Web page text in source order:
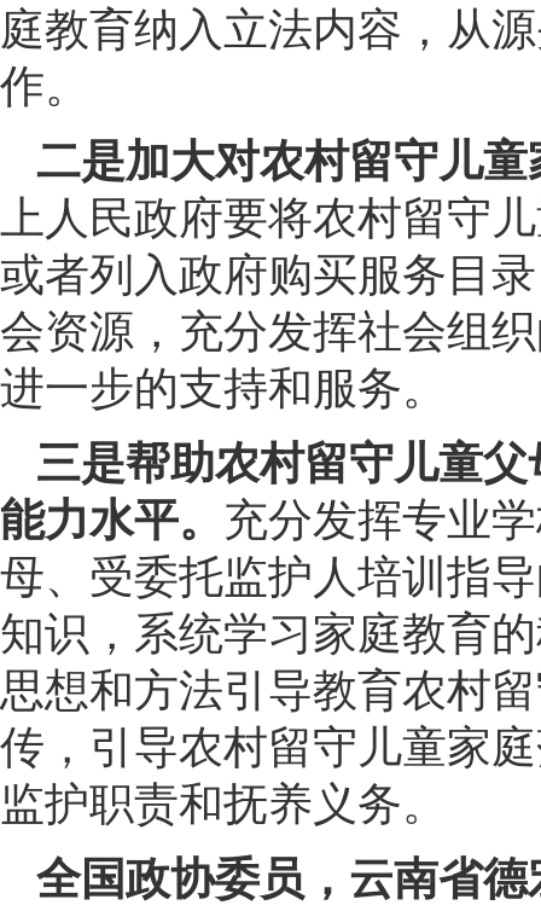
庭教育纳入立法内容，从
作。
二是加大对农村留守儿
上人民政府要将农村留守
或者列入政府购买服务目
会资源，充分发挥社会组
进一步的支持和服务。
三是帮助农村留守儿童
能力水平。 充分发挥专业
母、受委托监护人培训指
知识，系统学习家庭教育
思想和方法引导教育农村
传，引导农村留守儿童家
监护职责和抚养义务。
全国政协委员，云南省